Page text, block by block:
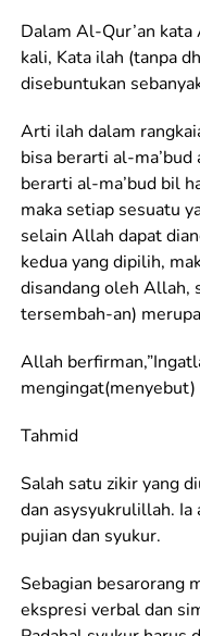
Dalam Al-Qur’an
kali, Kata ilah (tanpa
disebuntukan
Arti ilah dalam
bisa berarti al-
berarti al-ma’bud bil
maka setiap sesuatu
selain Allah dapat
kedua yang dipilih,
disandang oleh Allah,
tersembah-an)
Allah
Tahmid
Salah satu zikir yang
dan asysyukrulillah. Ia
pujian dan syukur.
Sebagian besarorang
ekspresi verbal dan